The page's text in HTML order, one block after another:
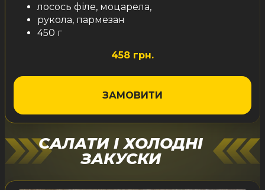
лосось філе, моцарела,
рукола, пармезан
450 г
458 грн.
ЗАМОВИТИ
САЛАТИ І ХОЛОДНІ
ЗАКУСКИ